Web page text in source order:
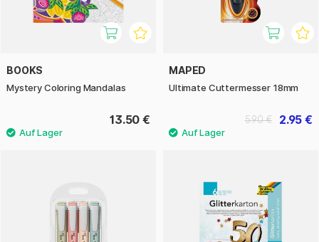
BOOKS
Mystery Coloring Mandalas
13.50 €
MAPED
Ultimate Cuttermesser 18mm
2.95 €
5.90 €